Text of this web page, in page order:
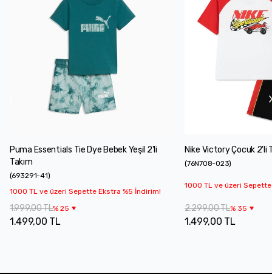
Puma Essentials Tie Dye Bebek Yeşil 2'li
Takım
(693291-41)
1000 TL ve üzeri Sepette Ekstra %5 İndirim!
1.999,00 TL% 25
1.499,00 TL
Nike Victory Çocuk 2'li
(76N708-023)
1000 TL ve üzeri
2.299,00 TL% 35
1.499,00 TL